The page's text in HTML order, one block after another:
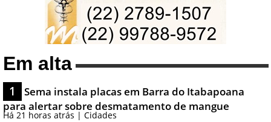
Em alta
1
Sema instala placas em Barra do Itabapoana
para alertar sobre desmatamento de mangue
Há 21 horas atrás | Cidades